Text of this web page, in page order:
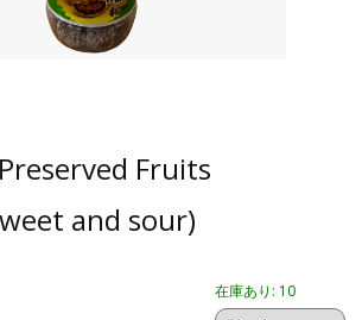
Fruits
and sour)
在庫あり: 10